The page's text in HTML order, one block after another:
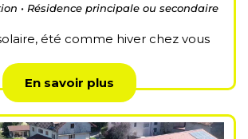
• Résidence principale ou secondaire
été comme hiver chez vous
En savoir plus